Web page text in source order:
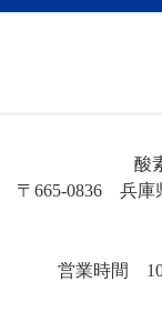
酸
〒665-0836 兵庫
営業時間 10